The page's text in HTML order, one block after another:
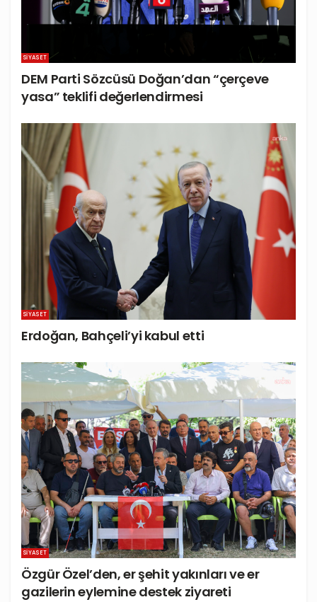
SIYASET
DEM Parti Sözcüsü Doğan’dan “çerçeve
yasa” teklifi değerlendirmesi
SIYASET
Erdoğan, Bahçeli’yi kabul etti
SIYASET
Özgür Özel’den, er şehit yakınları ve er
gazilerin eylemine destek ziyareti